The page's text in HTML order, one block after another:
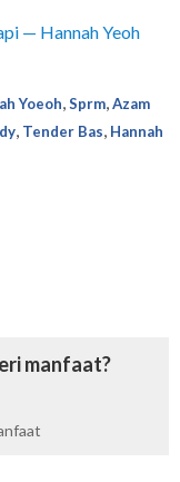
— Hannah Yeoh
Yoeoh Sprm Azam
Tender Bas Hannah
manfaat?